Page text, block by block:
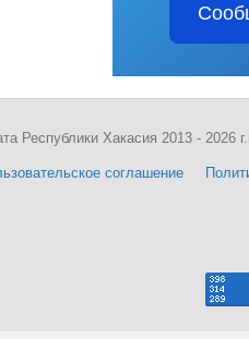
соглашение
Республики Хакасия 2013 - 2026